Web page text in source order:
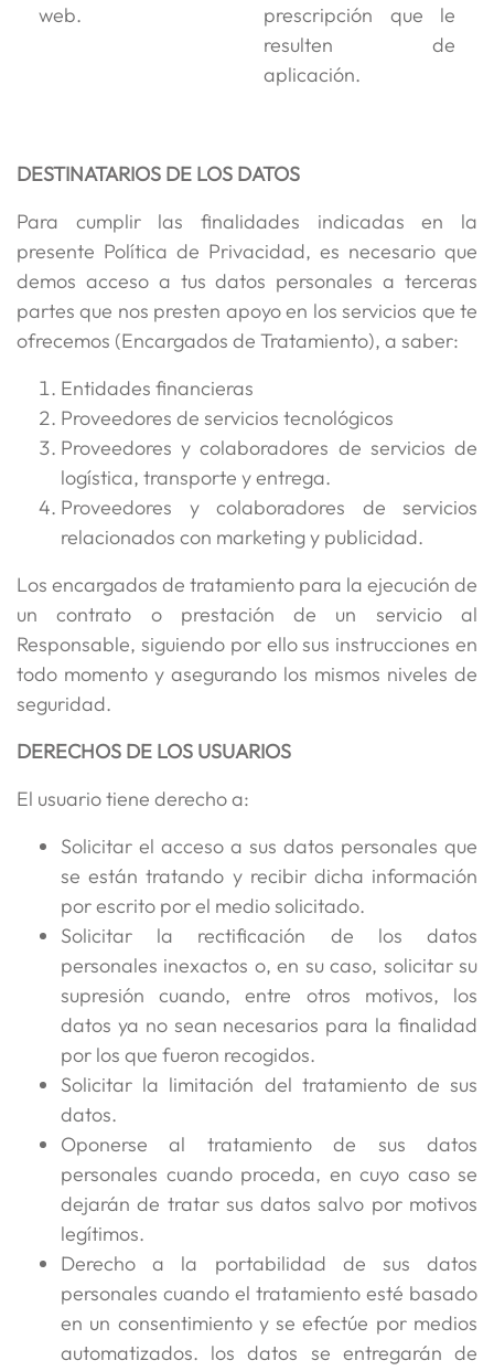
web.
prescripción que le
resulten de
aplicación.
DESTINATARIOS DE LOS DATOS
Para cumplir las finalidades indicadas en la
presente Política de Privacidad, es necesario que
demos acceso a tus datos personales a terceras
partes que nos presten apoyo en los servicios que te
ofrecemos (Encargados de Tratamiento), a saber:
Entidades financieras
Proveedores de servicios tecnológicos
Proveedores y colaboradores de servicios de
logística, transporte y entrega.
Proveedores y colaboradores de servicios
relacionados con marketing y publicidad.
Los encargados de tratamiento para la ejecución de
un contrato o prestación de un servicio al
Responsable, siguiendo por ello sus instrucciones en
todo momento y asegurando los mismos niveles de
seguridad.
DERECHOS DE LOS USUARIOS
El usuario tiene derecho a:
Solicitar el acceso a sus datos personales que
se están tratando y recibir dicha información
por escrito por el medio solicitado.
Solicitar la rectificación de los datos
personales inexactos o, en su caso, solicitar su
supresión cuando, entre otros motivos, los
datos ya no sean necesarios para la finalidad
por los que fueron recogidos.
Solicitar la limitación del tratamiento de sus
datos.
Oponerse al tratamiento de sus datos
personales cuando proceda, en cuyo caso se
dejarán de tratar sus datos salvo por motivos
legítimos.
Derecho a la portabilidad de sus datos
personales cuando el tratamiento esté basado
en un consentimiento y se efectúe por medios
automatizados. los datos se entregarán de